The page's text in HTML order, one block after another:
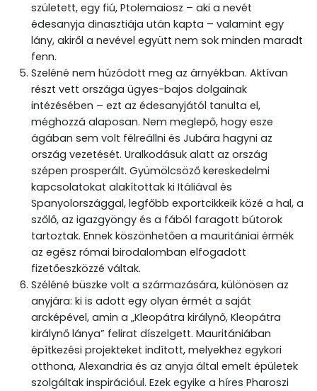
született, egy fiú, Ptolemaiosz – aki a nevét
édesanyja dinasztiája után kapta – valamint egy
lány, akiről a nevével együtt nem sok minden maradt
fenn.
Szeléné nem húzódott meg az árnyékban. Aktívan
részt vett országa ügyes-bajos dolgainak
intézésében – ezt az édesanyjától tanulta el,
méghozzá alaposan. Nem meglepő, hogy esze
ágában sem volt félreállni és Jubára hagyni az
ország vezetését. Uralkodásuk alatt az ország
szépen prosperált. Gyümölcsöző kereskedelmi
kapcsolatokat alakítottak ki Itáliával és
Spanyolországgal, legfőbb exportcikkeik közé a hal, a
szőlő, az igazgyöngy és a fából faragott bútorok
tartoztak. Ennek köszönhetően a mauritániai érmék
az egész római birodalomban elfogadott
fizetőeszközzé váltak.
Széléné büszke volt a származására, különösen az
anyjára: ki is adott egy olyan érmét a saját
arcképével, amin a „Kleopátra királynő, Kleopátra
királynő lánya” felirat díszelgett. Mauritániában
építkezési projekteket indított, melyekhez egykori
otthona, Alexandria és az anyja által emelt épületek
szolgáltak inspirációul. Ezek egyike a híres Pharoszi